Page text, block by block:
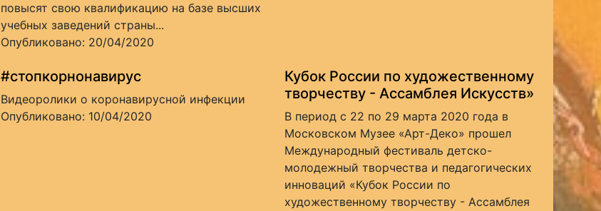
повысят свою квалификацию на базе высших
учебных заведений страны...
Опубликовано: 20/04/2020
#cтопкорнонавирус
Видеоролики о коронавирусной инфекции
Опубликовано: 10/04/2020
Кубок России по художественному
творчеству - Ассамблея Искусств»
В период с 22 по 29 марта 2020 года в
Московском Музее «Арт-Деко» прошел
Международный фестиваль детско-
молодежный творчества и педагогических
инноваций «Кубок России по
художественному творчеству - Ассамблея